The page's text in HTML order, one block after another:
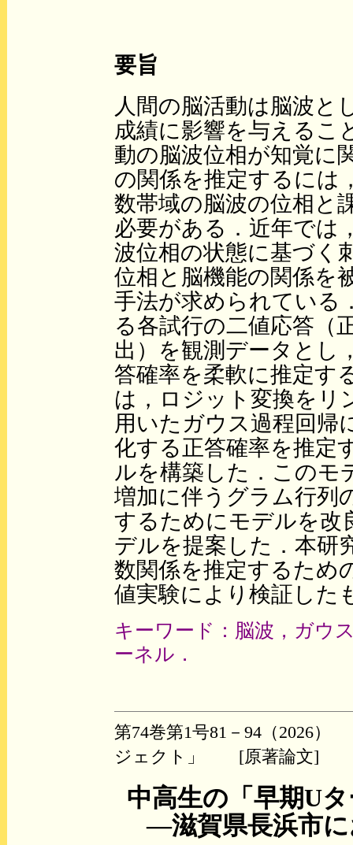
要旨
人間の脳活動は脳波と
成績に影響を与えるこ
動の脳波位相が知覚に
の関係を推定するには
数帯域の脳波の位相と
必要がある．近年では
波位相の状態に基づく
位相と脳機能の関係を
手法が求められている
る各試行の二値応答（
出）を観測データとし
答確率を柔軟に推定す
は，ロジット変換をリ
用いたガウス過程回帰
化する正答確率を推定
ルを構築した．このモ
増加に伴うグラム行列
するためにモデルを改
デルを提案した．本研
数関係を推定するため
値実験により検証した
キーワード：脳波，ガウ
ーネル．
第74巻第1号81－94（2026
ジェクト」 [原著論文]
中高生の「早期U
—滋賀県長浜市